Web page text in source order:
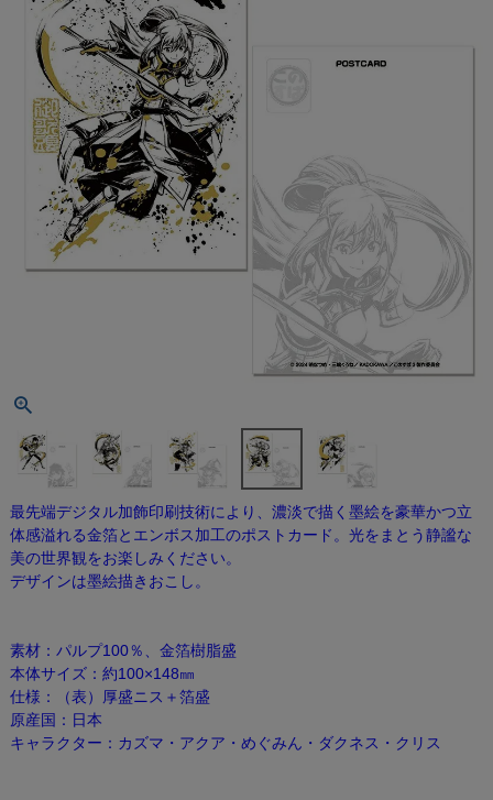
最先端デジタル加飾印刷技術により、濃淡で描く墨絵を豪華かつ立
体感溢れる金箔とエンボス加工のポストカード。光をまとう静謐な
美の世界観をお楽しみください。
デザインは墨絵描きおこし。
素材：パルプ100％、金箔樹脂盛
本体サイズ：約100×148㎜
仕様：（表）厚盛ニス＋箔盛
原産国：日本
キャラクター：カズマ・アクア・めぐみん・ダクネス・クリス